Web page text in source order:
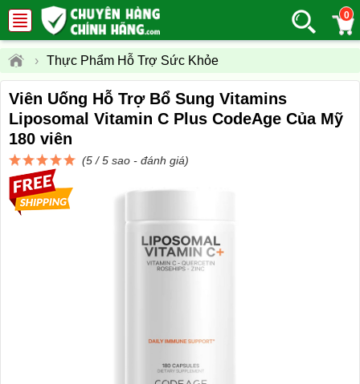
0
› Thực Phẩm Hỗ Trợ Sức Khỏe
Viên Uống Hỗ Trợ Bổ Sung Vitamins
Liposomal Vitamin C Plus CodeAge Của Mỹ
180 viên
(5 / 5 sao - đánh giá)